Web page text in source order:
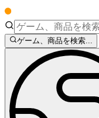
ゲーム、商品を検索...